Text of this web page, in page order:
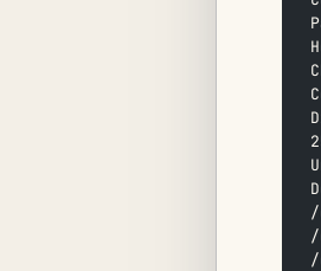
/
/
/